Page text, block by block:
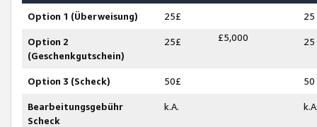
Option 1 (Überweisung) 25£ 25
Option 2
(Geschenkgutschein)
25£ £5,000 25
Option 3 (Scheck) 50£ 50
Bearbeitungsgebühr
Scheck
k.A.